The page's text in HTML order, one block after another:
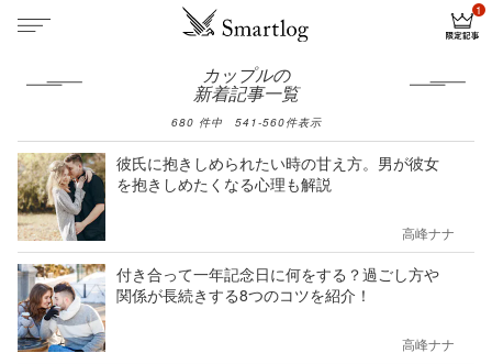
カップルの
新着記事一覧
680 件中 541-560件表示
彼氏に抱きしめられたい時の甘え方。男が彼女
を抱きしめたくなる心理も解説
高峰ナナ
付き合って一年記念日に何をする？過ごし方や
関係が長続きする8つのコツを紹介！
高峰ナナ